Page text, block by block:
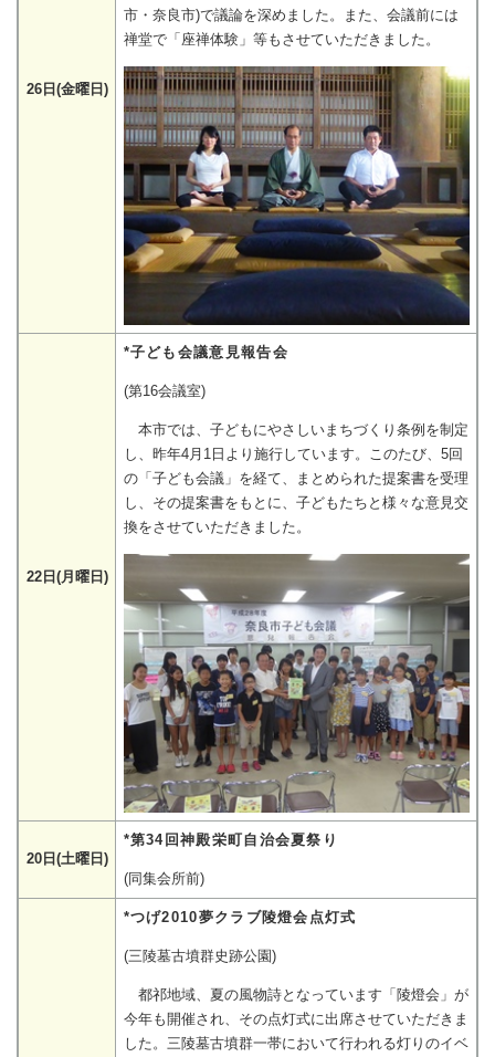
26日(金曜日)
市・奈良市)で議論を深めました。また、会議前には
禅堂で「座禅体験」等もさせていただきました。
22日(月曜日)
*子ども会議意見報告会
(第16会議室)
本市では、子どもにやさしいまちづくり条例を制定
し、昨年4月1日より施行しています。このたび、5回
の「子ども会議」を経て、まとめられた提案書を受理
し、その提案書をもとに、子どもたちと様々な意見交
換をさせていただきました。
20日(土曜日)
*第34回神殿栄町自治会夏祭り
(同集会所前)
*つげ2010夢クラブ陵燈会点灯式
(三陵墓古墳群史跡公園)
都祁地域、夏の風物詩となっています「陵燈会」が
今年も開催され、その点灯式に出席させていただきま
した。三陵墓古墳群一帯において行われる灯りのイベ